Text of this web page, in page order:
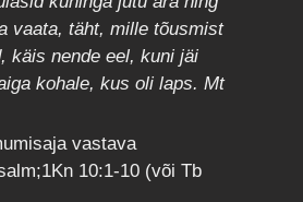
vaata, täht, mille tõusmist
käis nende eel, kuni jäi
kohale, kus oli laps. Mt
vastava
10:1-10 (või Tb